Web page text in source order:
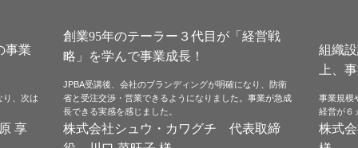
事業
り、次は
享
創業95年のテーラー３代目が「経営戦
略」を学んで事業成長！
JPBA受講後、会社のブランディングが明確になり、防衛
省と受注交渉・営業できるようになりました。事業が急成
長できる実感を感じました。
株式会社シュウ・カワグチ 代表取締
組織
上、
事業規模
経営が６
株式